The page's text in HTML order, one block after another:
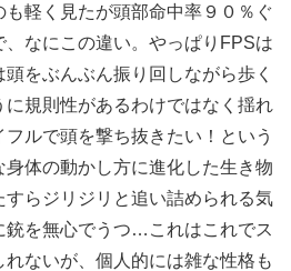
軽く見たが頭部命中率９０％ぐ
、なにこの違い。やっぱりFPSは
をぶんぶん振り回しながら歩く
に規則性があるわけではなく揺れ
ルで頭を撃ち抜きたい！という
体の動かし方に進化した生き物
らジリジリと追い詰められる気
銃を無心でうつ…これはこれでス
れないが、個人的には雑な性格も